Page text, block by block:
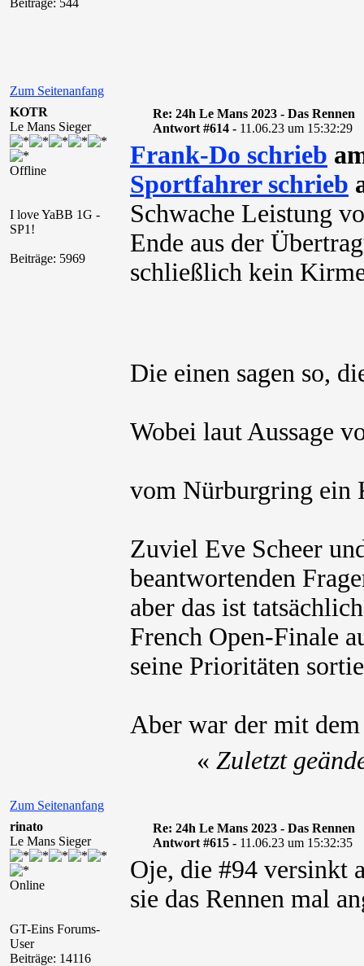
Beiträge: 544
Zum Seitenanfang
KOTR
Le Mans Sieger
Offline
I love YaBB 1G -
SP1!
Beiträge: 5969
Re: 24h Le Mans 2023 - Das Rennen
Antwort #614 - 11.06.23 um 15:32:29
Frank-Do schrieb
Sportfahrer schrieb
Schwache Leistung
Ende aus der
schließlich kein
Die einen sagen so,
Wobei laut Aussage
vom Nürburgring
Zuviel Eve Scheer
beantwortenden
aber das ist
French Open-Finale
seine Prioritäten
Aber war der mit
Zum Seitenanfang
« Zuletzt
rinato
Le Mans Sieger
Online
GT-Eins Forums-
User
Beiträge: 14116
Re: 24h Le Mans 2023 - Das Rennen
Antwort #615 - 11.06.23 um 15:32:35
Oje, die #94 versinkt
sie das Rennen mal